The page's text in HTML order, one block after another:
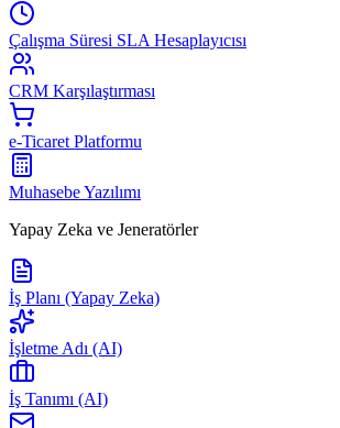
Çalışma Süresi SLA Hesaplayıcısı
CRM Karşılaştırması
e-Ticaret Platformu
Muhasebe Yazılımı
Yapay Zeka ve Jeneratörler
İş Planı (Yapay Zeka)
İşletme Adı (AI)
İş Tanımı (AI)